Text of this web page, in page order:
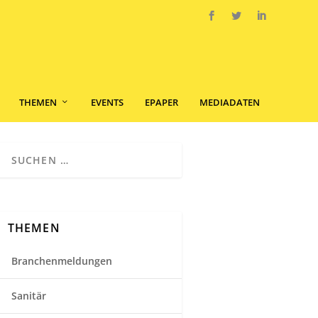
THEMEN EVENTS EPAPER MEDIADATEN
THEMEN
Branchenmeldungen
Sanitär